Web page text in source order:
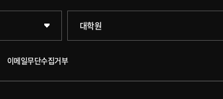
대학원
일반대학원
창업경영대학원
이메일무단수집거부